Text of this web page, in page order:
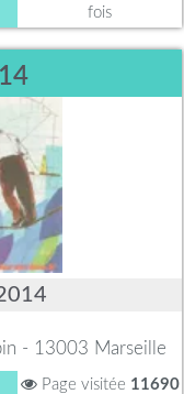
fois
- 13003 Marseille
Page visitée 11690